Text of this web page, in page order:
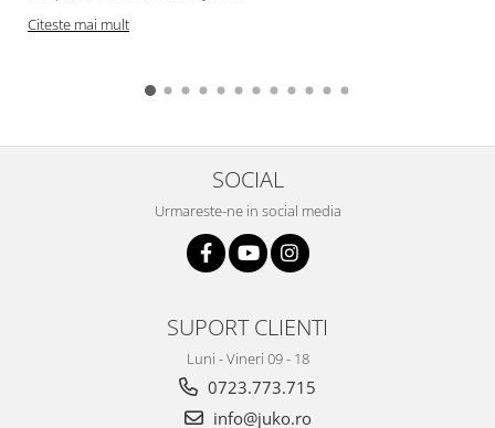
Citeste mai mult
SOCIAL
Urmareste-ne in social media
SUPORT CLIENTI
Luni - Vineri 09 - 18
0723.773.715
info@juko.ro